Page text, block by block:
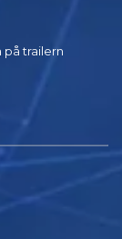
på trailern